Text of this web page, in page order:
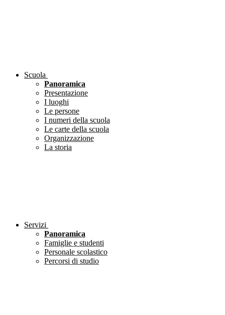
Scuola
Panoramica
Presentazione
I luoghi
Le persone
I numeri della scuola
Le carte della scuola
Organizzazione
La storia
Servizi
Panoramica
Famiglie e studenti
Personale scolastico
Percorsi di studio